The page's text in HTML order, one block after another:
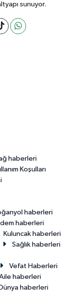
sunuyor.
haberleri
Koşulları
haberleri
haberleri
Kuluncak haberleri
Sağlık haberleri
Vefat Haberleri
Aile haberleri
Dünya haberleri